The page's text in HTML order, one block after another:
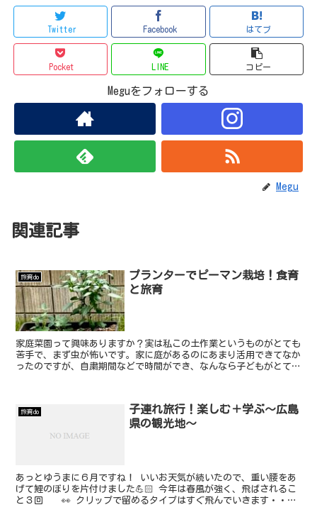
Twitter Facebook はてブ
Pocket LINE コピー
Meguをフォローする
Megu
関連記事
旅育do
プランターでピーマン栽培！食育
と旅育
家庭菜園って興味ありますか？実は私この土作業というものがとても
苦手で、まず虫が怖いです。家に庭があるのにあまり活用できてなか
ったのですが、自粛期間などで時間ができ、なんなら子どもがとても
旅育do
子連れ旅行！楽しむ＋学ぶ〜広島
県の観光地〜
あっとゆうまに６月ですね！ いいお天気が続いたので、重い腰をあ
げて鯉のぼりを片付けました💪🏻 今年は春風が強く、飛ばされるこ
と３回 👀 クリップで留めるタイプはすぐ飛んでいきます・・・